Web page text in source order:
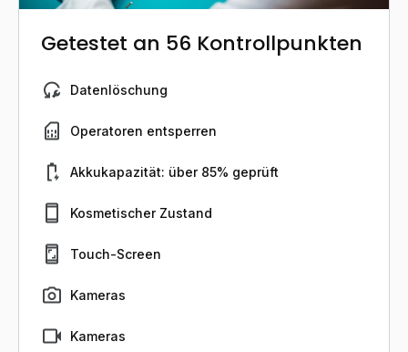
Getestet an 56 Kontrollpunkten
Datenlöschung
Operatoren entsperren
Akkukapazität: über 85% geprüft
Kosmetischer Zustand
Touch-Screen
Kameras
Kameras